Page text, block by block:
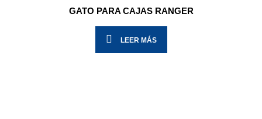
GATO PARA CAJAS RANGER
LEER MÁS